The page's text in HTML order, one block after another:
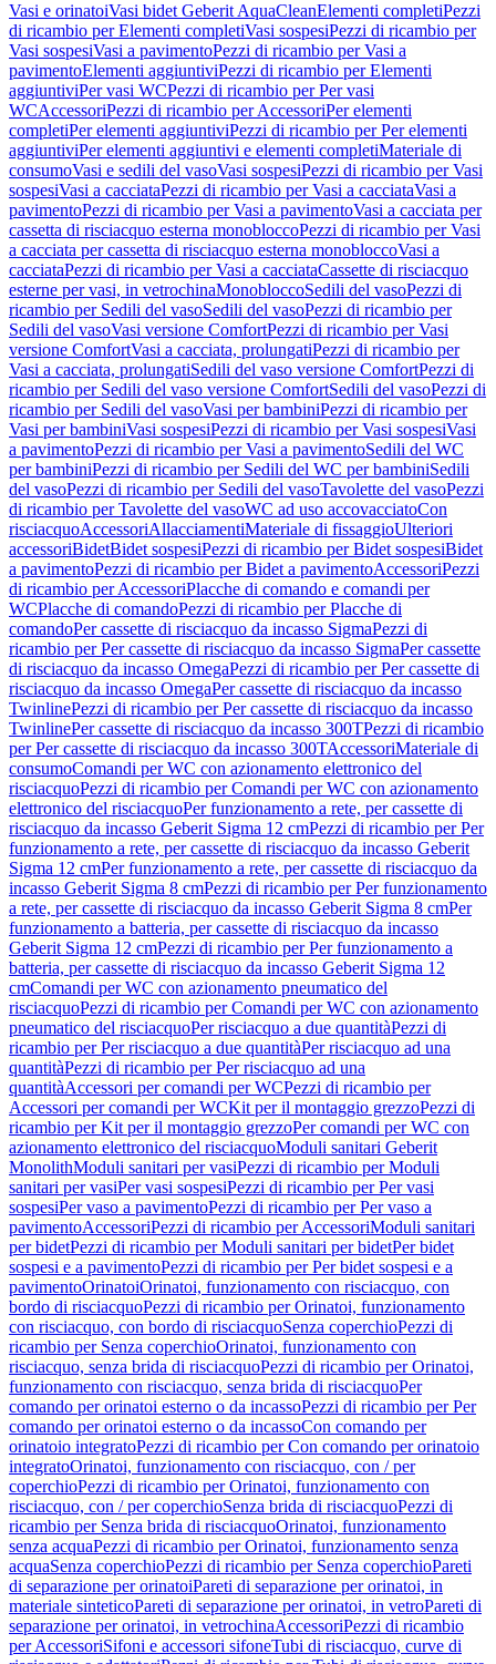
Vasi e orinatoiVasi bidet Geberit AquaCleanElementi completiPezzi
di ricambio per Elementi completiVasi sospesiPezzi di ricambio per
Vasi sospesiVasi a pavimentoPezzi di ricambio per Vasi a
pavimentoElementi aggiuntiviPezzi di ricambio per Elementi
aggiuntiviPer vasi WCPezzi di ricambio per Per vasi
WCAccessoriPezzi di ricambio per AccessoriPer elementi
completiPer elementi aggiuntiviPezzi di ricambio per Per elementi
aggiuntiviPer elementi aggiuntivi e elementi completiMateriale di
consumoVasi e sedili del vasoVasi sospesiPezzi di ricambio per Vasi
sospesiVasi a cacciataPezzi di ricambio per Vasi a cacciataVasi a
pavimentoPezzi di ricambio per Vasi a pavimentoVasi a cacciata per
cassetta di risciacquo esterna monobloccoPezzi di ricambio per Vasi
a cacciata per cassetta di risciacquo esterna monobloccoVasi a
cacciataPezzi di ricambio per Vasi a cacciataCassette di risciacquo
esterne per vasi, in vetrochinaMonobloccoSedili del vasoPezzi di
ricambio per Sedili del vasoSedili del vasoPezzi di ricambio per
Sedili del vasoVasi versione ComfortPezzi di ricambio per Vasi
versione ComfortVasi a cacciata, prolungatiPezzi di ricambio per
Vasi a cacciata, prolungatiSedili del vaso versione ComfortPezzi di
ricambio per Sedili del vaso versione ComfortSedili del vasoPezzi di
ricambio per Sedili del vasoVasi per bambiniPezzi di ricambio per
Vasi per bambiniVasi sospesiPezzi di ricambio per Vasi sospesiVasi
a pavimentoPezzi di ricambio per Vasi a pavimentoSedili del WC
per bambiniPezzi di ricambio per Sedili del WC per bambiniSedili
del vasoPezzi di ricambio per Sedili del vasoTavolette del vasoPezzi
di ricambio per Tavolette del vasoWC ad uso accovacciatoCon
risciacquoAccessoriAllacciamentiMateriale di fissaggioUlteriori
accessoriBidetBidet sospesiPezzi di ricambio per Bidet sospesiBidet
a pavimentoPezzi di ricambio per Bidet a pavimentoAccessoriPezzi
di ricambio per AccessoriPlacche di comando e comandi per
WCPlacche di comandoPezzi di ricambio per Placche di
comandoPer cassette di risciacquo da incasso SigmaPezzi di
ricambio per Per cassette di risciacquo da incasso SigmaPer cassette
di risciacquo da incasso OmegaPezzi di ricambio per Per cassette di
risciacquo da incasso OmegaPer cassette di risciacquo da incasso
TwinlinePezzi di ricambio per Per cassette di risciacquo da incasso
TwinlinePer cassette di risciacquo da incasso 300TPezzi di ricambio
per Per cassette di risciacquo da incasso 300TAccessoriMateriale di
consumoComandi per WC con azionamento elettronico del
risciacquoPezzi di ricambio per Comandi per WC con azionamento
elettronico del risciacquoPer funzionamento a rete, per cassette di
risciacquo da incasso Geberit Sigma 12 cmPezzi di ricambio per Per
funzionamento a rete, per cassette di risciacquo da incasso Geberit
Sigma 12 cmPer funzionamento a rete, per cassette di risciacquo da
incasso Geberit Sigma 8 cmPezzi di ricambio per Per funzionamento
a rete, per cassette di risciacquo da incasso Geberit Sigma 8 cmPer
funzionamento a batteria, per cassette di risciacquo da incasso
Geberit Sigma 12 cmPezzi di ricambio per Per funzionamento a
batteria, per cassette di risciacquo da incasso Geberit Sigma 12
cmComandi per WC con azionamento pneumatico del
risciacquoPezzi di ricambio per Comandi per WC con azionamento
pneumatico del risciacquoPer risciacquo a due quantitàPezzi di
ricambio per Per risciacquo a due quantitàPer risciacquo ad una
quantitàPezzi di ricambio per Per risciacquo ad una
quantitàAccessori per comandi per WCPezzi di ricambio per
Accessori per comandi per WCKit per il montaggio grezzoPezzi di
ricambio per Kit per il montaggio grezzoPer comandi per WC con
azionamento elettronico del risciacquoModuli sanitari Geberit
MonolithModuli sanitari per vasiPezzi di ricambio per Moduli
sanitari per vasiPer vasi sospesiPezzi di ricambio per Per vasi
sospesiPer vaso a pavimentoPezzi di ricambio per Per vaso a
pavimentoAccessoriPezzi di ricambio per AccessoriModuli sanitari
per bidetPezzi di ricambio per Moduli sanitari per bidetPer bidet
sospesi e a pavimentoPezzi di ricambio per Per bidet sospesi e a
pavimentoOrinatoiOrinatoi, funzionamento con risciacquo, con
bordo di risciacquoPezzi di ricambio per Orinatoi, funzionamento
con risciacquo, con bordo di risciacquoSenza coperchioPezzi di
ricambio per Senza coperchioOrinatoi, funzionamento con
risciacquo, senza brida di risciacquoPezzi di ricambio per Orinatoi,
funzionamento con risciacquo, senza brida di risciacquoPer
comando per orinatoi esterno o da incassoPezzi di ricambio per Per
comando per orinatoi esterno o da incassoCon comando per
orinatoio integratoPezzi di ricambio per Con comando per orinatoio
integratoOrinatoi, funzionamento con risciacquo, con / per
coperchioPezzi di ricambio per Orinatoi, funzionamento con
risciacquo, con / per coperchioSenza brida di risciacquoPezzi di
ricambio per Senza brida di risciacquoOrinatoi, funzionamento
senza acquaPezzi di ricambio per Orinatoi, funzionamento senza
acquaSenza coperchioPezzi di ricambio per Senza coperchioPareti
di separazione per orinatoiPareti di separazione per orinatoi, in
materiale sinteticoPareti di separazione per orinatoi, in vetroPareti di
separazione per orinatoi, in vetrochinaAccessoriPezzi di ricambio
per AccessoriSifoni e accessori sifoneTubi di risciacquo, curve di